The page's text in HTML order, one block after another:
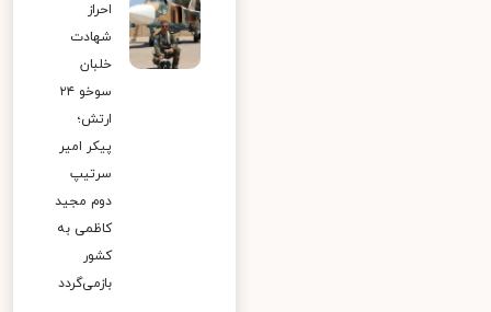
احراز
شهادت
خلبان
سوخو ۲۴
ارتش؛
پیکر امیر
سرتیپ
دوم مجید
کاظمی به
کشور
بازمی‌گردد